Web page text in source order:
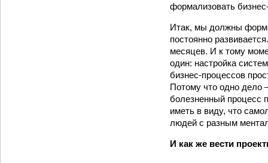
формализовать
Итак, мы должны
постоянно
месяцев. И к тому
один: настройка
бизнес-процессов
Потому что одно дело
болезненный процесс
иметь в виду, что
людей с разным
И как же вести